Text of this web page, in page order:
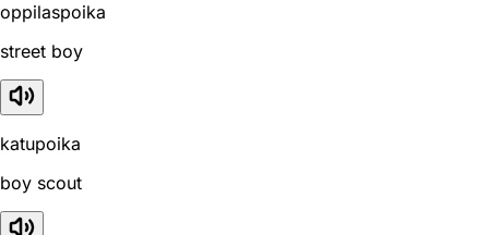
oppilaspoika
street boy
katupoika
boy scout